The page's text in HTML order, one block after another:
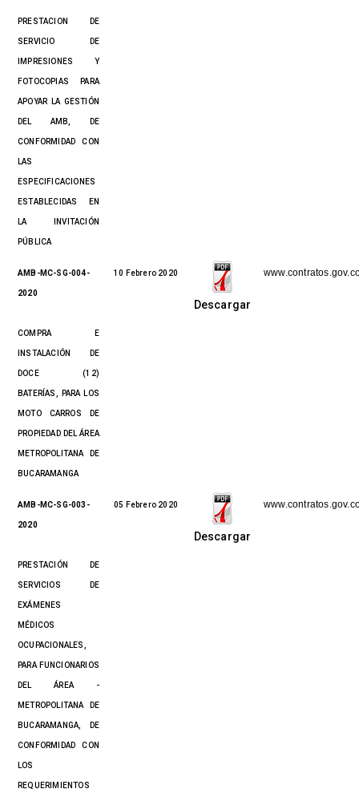
PRESTACION DE
SERVICIO DE
IMPRESIONES Y
FOTOCOPIAS PARA
APOYAR LA GESTIÓN
DEL AMB, DE
CONFORMIDAD CON
LAS
ESPECIFICACIONES
ESTABLECIDAS EN
LA INVITACIÓN
PÚBLICA
AMB-MC-SG-004-
2020
COMPRA E
INSTALACIÓN DE
DOCE (12)
BATERÍAS, PARA LOS
MOTO CARROS DE
PROPIEDAD DEL ÁREA
METROPOLITANA DE
BUCARAMANGA
10 Febrero 2020
Descargar
AMB-MC-SG-003-
2020
PRESTACIÓN DE
SERVICIOS DE
EXÁMENES
MÉDICOS
OCUPACIONALES,
PARA FUNCIONARIOS
DEL ÁREA -
METROPOLITANA DE
BUCARAMANGA, DE
CONFORMIDAD CON
LOS
REQUERIMIENTOS
05 Febrero 2020
Descargar